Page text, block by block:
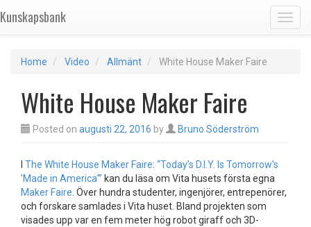
Kunskapsbank
Home Video Allmänt White House Maker Faire
White House Maker Faire
Posted on augusti 22, 2016 by Bruno Söderström
The White House Maker Faire: “Today’s D.I.Y. Is Tomorrow’s
’Made in America’” kan du läsa om Vita husets första egna
Maker Faire . Över hundra studenter, ingenjörer, entrepenörer,
och forskare samlades i Vita huset. Bland projekten som
visades upp var en fem meter hög robot giraff och 3D-